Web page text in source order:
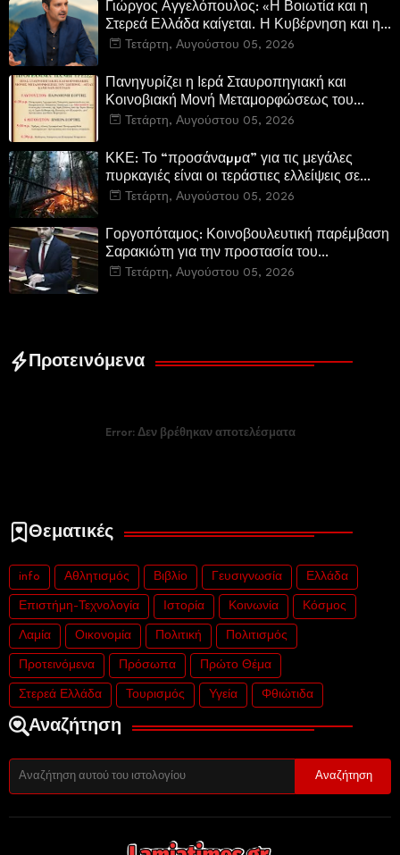
Γιώργος Αγγελόπουλος: «Η Βοιωτία και η
Στερεά Ελλάδα καίγεται. Η Κυβέρνηση και η
Περιφερειακή Αρχή αυτοθαυμάζονται.»
Τετάρτη, Αυγούστου 05, 2026
Πανηγυρίζει η Ιερά Σταυροπηγιακή και
Κοινοβιακή Μονή Μεταμορφώσεως του
Σωτήρος Καμενων Βουρλων (Μονή Αγιάς ή
Τετάρτη, Αυγούστου 05, 2026
ΚΚΕ: Το “προσάναµµα” για τις μεγάλες
πυρκαγιές είναι οι τεράστιες ελλείψεις σε
µέσα και προσωπικό στην Πυροσβεστική και
Τετάρτη, Αυγούστου 05, 2026
Γοργοπόταμος: Κοινοβουλευτική παρέμβαση
Σαρακιώτη για την προστασία του
εμβληματικού φυσικού και ιστορικού
Τετάρτη, Αυγούστου 05, 2026
Προτεινόμενα
Error:Δεν βρέθηκαν αποτελέσματα
Θεματικές
info Αθλητισμός Βιβλίο Γευσιγνωσία Ελλάδα
Επιστήμη-Τεχνολογία Ιστορία Κοινωνία Κόσμος
Λαμία Οικονομία Πολιτική Πολιτισμός
Προτεινόμενα Πρόσωπα Πρώτο Θέμα
Στερεά Ελλάδα Τουρισμός Υγεία Φθιώτιδα
Αναζήτηση